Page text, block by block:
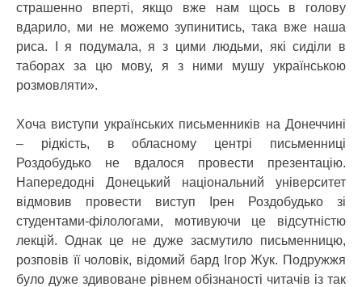
страшенно вперті, якщо вже нам щось в голову
вдарило, ми не можемо зупинитись, така вже наша
риса. І я подумала, я з цими людьми, які сиділи в
таборах за цю мову, я з ними мушу українською
розмовляти».
Хоча виступи українських письменників на Донеччині
– рідкість, в обласному центрі письменниці
Роздобудько не вдалося провести презентацію.
Напередодні Донецький національний університет
відмовив провести виступ Ірен Роздобудько зі
студентами-філологами, мотивуючи це відсутністю
лекцій. Однак це не дуже засмутило письменницю,
розповів її чоловік, відомий бард Ігор Жук. Подружжя
було дуже здивоване рівнем обізнаності читачів із так